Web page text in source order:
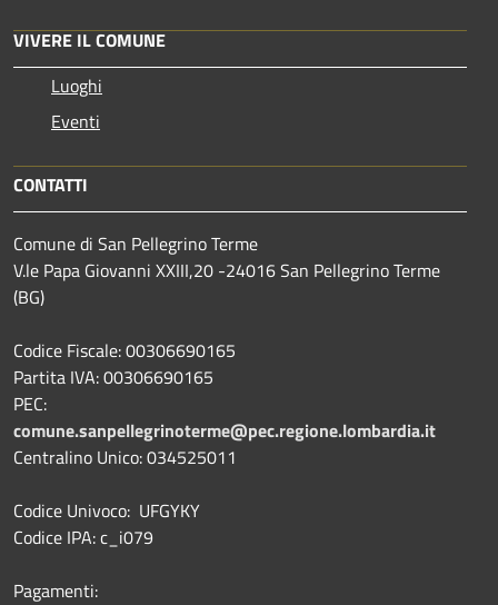
VIVERE IL COMUNE
Luoghi
Eventi
CONTATTI
Comune di San Pellegrino Terme
V.le Papa Giovanni XXIII,20 -24016 San Pellegrino Terme
(BG)
Codice Fiscale: 00306690165
Partita IVA: 00306690165
PEC:
comune.sanpellegrinoterme@pec.regione.lombardia.it
Centralino Unico: 034525011
Codice Univoco: UFGYKY
Codice IPA: c_i079
Pagamenti: